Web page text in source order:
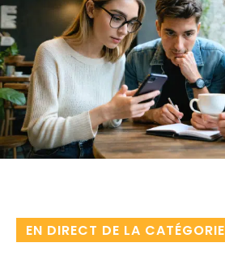
EN DIRECT DE LA CATÉGORIE